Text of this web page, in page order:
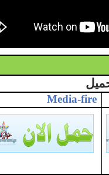
Media-fire